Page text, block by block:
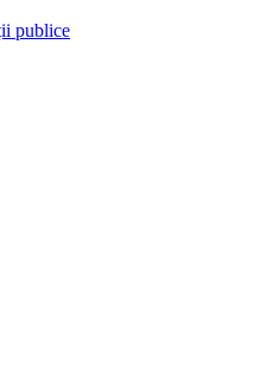
publice